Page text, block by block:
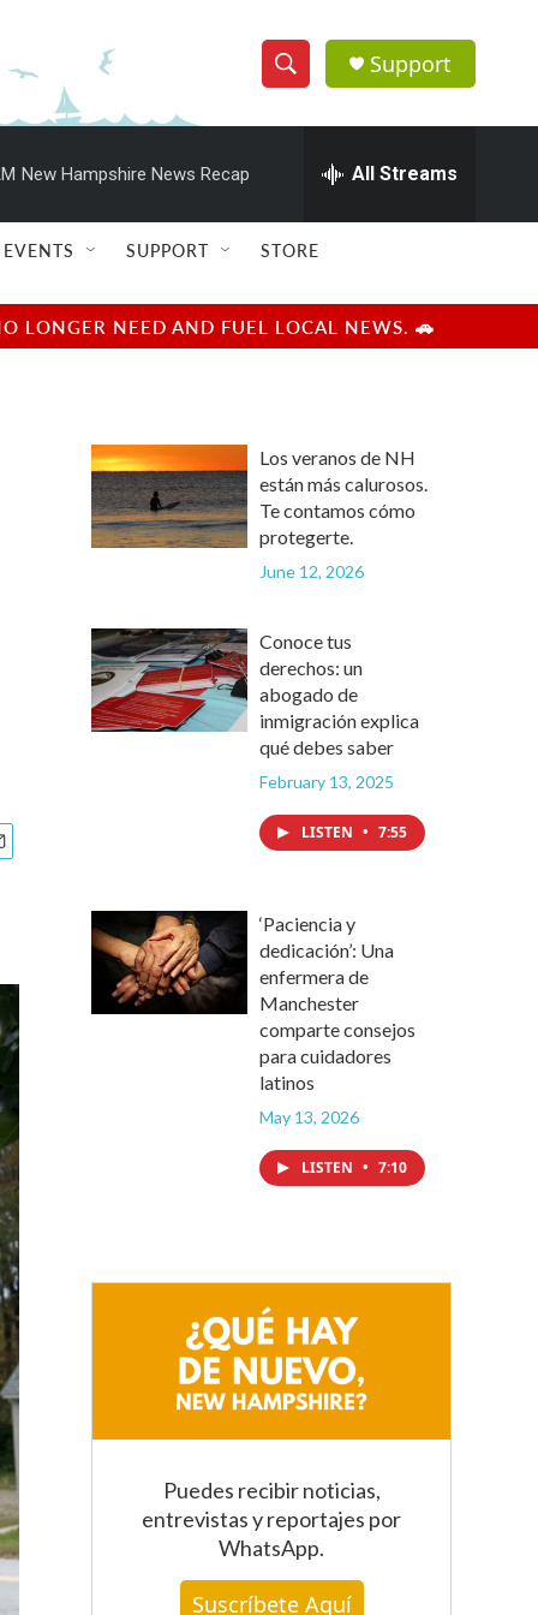
S
h
w
e
c
h
e
h
Q
u
r
y
Support
New Hampshire News Recap All Streams
EVENTS SUPPORT STORE
LONGER NEED AND FUEL LOCAL NEWS. 🚗
Los veranos de NH
están más calurosos.
Te contamos cómo
protegerte.
June 12, 2026
Conoce tus
derechos: un
abogado de
inmigración explica
qué debes saber
February 13, 2025
LISTEN • 7:55
‘Paciencia y
dedicación’: Una
enfermera de
Manchester
comparte consejos
para cuidadores
latinos
May 13, 2026
LISTEN • 7:10
Puedes recibir noticias,
entrevistas y reportajes por
WhatsApp.
Suscríbete Aquí